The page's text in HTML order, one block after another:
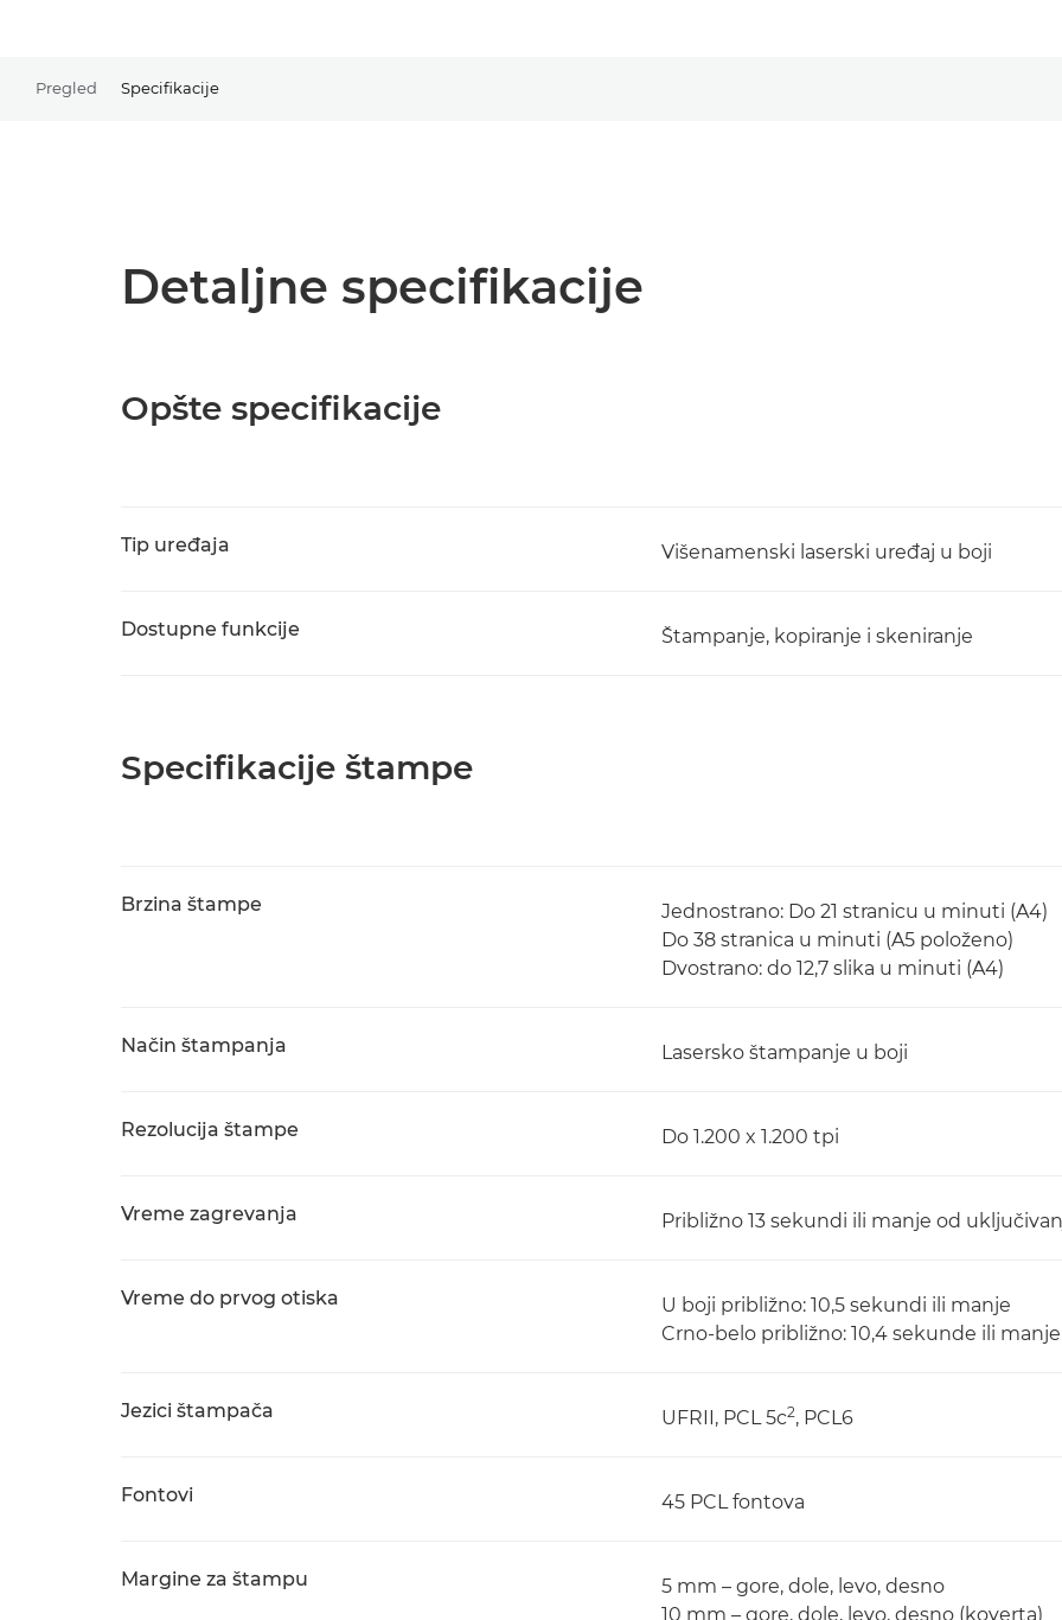
Pregled Specifikacije
Detaljne specifikacije
Opšte specifikacije
Tip uređaja Višenamenski laserski uređaj u boji
Dostupne funkcije Štampanje, kopiranje i skeniranje
Specifikacije štampe
Brzina štampe
Jednostrano: Do 21 stranicu u minuti (A4)
Do 38 stranica u minuti (A5 položeno)
Dvostrano: do 12,7 slika u minuti (A4)
Način štampanja Lasersko štampanje u boji
Rezolucija štampe Do 1.200 x 1.200 tpi
Vreme zagrevanja Približno 13 sekundi ili manje od
Vreme do prvog otiska
U boji približno: 10,5 sekundi ili manje
Crno-belo približno: 10,4 sekunde ili manje
Jezici štampača UFRII, PCL 5c2, PCL6
Fontovi 45 PCL fontova
Margine za štampu
5 mm – gore, dole, levo, desno
10 mm – gore, dole, levo, desno (koverta)